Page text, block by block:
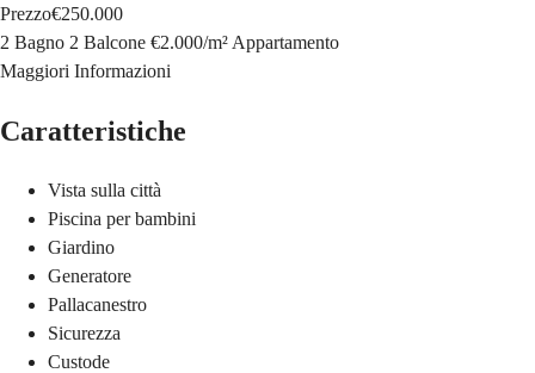
Prezzo€250.000
2 Bagno 2 Balcone €2.000/m² Appartamento
Maggiori Informazioni
Caratteristiche
Vista sulla città
Piscina per bambini
Giardino
Generatore
Pallacanestro
Sicurezza
Custode